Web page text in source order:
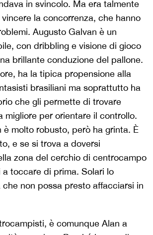
in svincolo. Ma era talmente
la concorrenza, che hanno
Augusto Galvan è un
con dribbling e visione di gioco
brillante conduzione del pallone.
ha la tipica propensione alla
brasiliani ma soprattutto ha
che gli permette di trovare
migliore per orientare il controllo.
è molto robusto, però ha grinta. È
e se si trova a doversi
zona del cerchio di centrocampo
a toccare di prima. Solari lo
non possa presto affacciarsi in
è comunque Alan a